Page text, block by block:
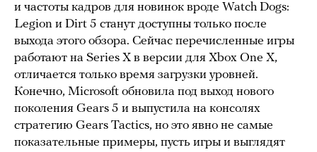
и частоты кадров для новинок вроде Watch Dogs:
Legion и Dirt 5 станут доступны только после
выхода этого обзора. Сейчас перечисленные игры
работают на Series X в версии для Xbox One X,
отличается только время загрузки уровней.
Конечно, Microsoft обновила под выход нового
поколения Gears 5 и выпустила на консолях
стратегию Gears Tactics, но это явно не самые
показательные примеры, пусть игры и выглядят